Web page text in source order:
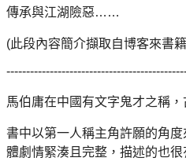
傳承與江湖險惡……
(此段內容簡介擷取自博客來書
馬伯庸在中國有文字鬼才之稱，
書中以第一人稱主角許願的角
體劇情緊湊且完整，描述的也很